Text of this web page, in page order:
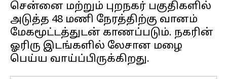
சென்னை மற்றும் புறநகர் பகுதிகளில்
அடுத்த 48 மணி நேரத்திற்கு வானம்
மேகமூட்டத்துடன் காணப்படும். நகரின்
ஓரிரு இடங்களில் லேசான மழை